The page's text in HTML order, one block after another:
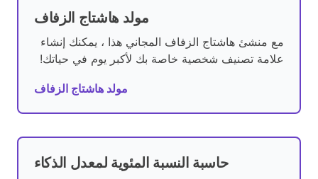
مولد هاشتاج الزفاف
مع منشئ هاشتاج الزفاف المجاني هذا ، يمكنك إنشاء
علامة تصنيف شخصية خاصة بك لأكبر يوم في حياتك!
مولد هاشتاج الزفاف
حاسبة النسبة المئوية لمعدل الذكاء